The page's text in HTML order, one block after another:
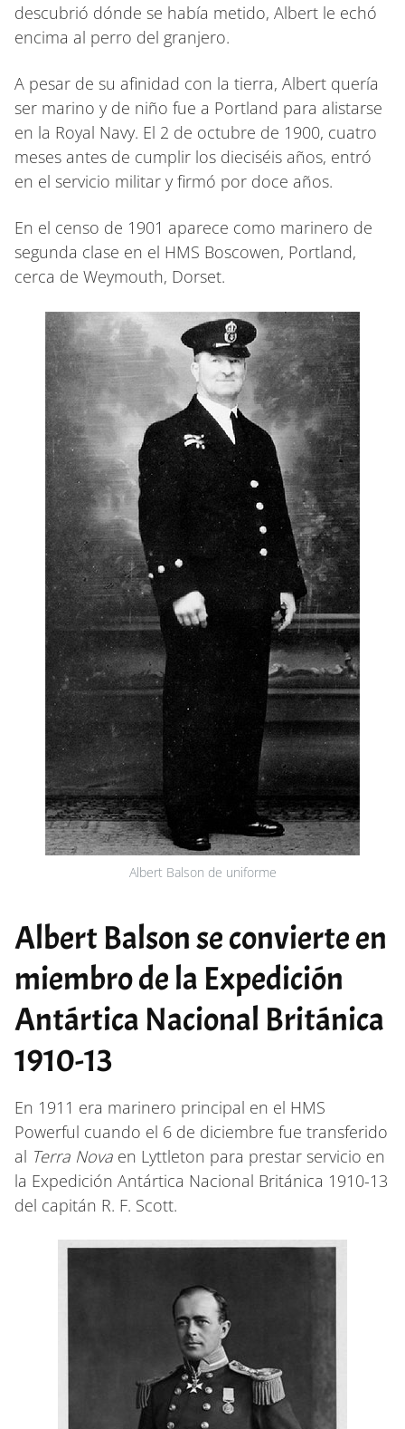
descubrió dónde se había metido, Albert le echó
encima al perro del granjero.
A pesar de su afinidad con la tierra, Albert quería
ser marino y de niño fue a Portland para alistarse
en la Royal Navy. El 2 de octubre de 1900, cuatro
meses antes de cumplir los dieciséis años, entró
en el servicio militar y firmó por doce años.
En el censo de 1901 aparece como marinero de
segunda clase en el HMS Boscowen, Portland,
cerca de Weymouth, Dorset.
Albert Balson de uniforme
Albert Balson se convierte en
miembro de la Expedición
Antártica Nacional Británica
1910-13
En 1911 era marinero principal en el HMS
Powerful cuando el 6 de diciembre fue transferido
al Terra Nova en Lyttleton para prestar servicio en
la Expedición Antártica Nacional Británica 1910-13
del capitán R. F. Scott.